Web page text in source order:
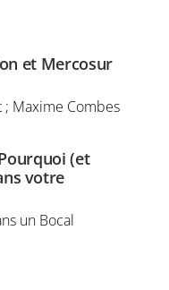
et Mercosur
; Maxime Combes
(et
votre
un Bocal